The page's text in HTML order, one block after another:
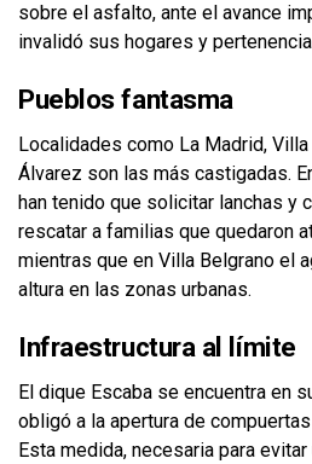
sobre el asfalto, ante el avance
invalidó sus hogares y
Pueblos fantasma
Localidades como La Madrid,
Álvarez son las más castigadas.
han tenido que solicitar lanchas y
rescatar a familias que quedaron
mientras que en Villa Belgrano el
altura en las zonas urbanas.
Infraestructura al límite
El dique Escaba se encuentra en
obligó a la apertura de
Esta medida, necesaria para